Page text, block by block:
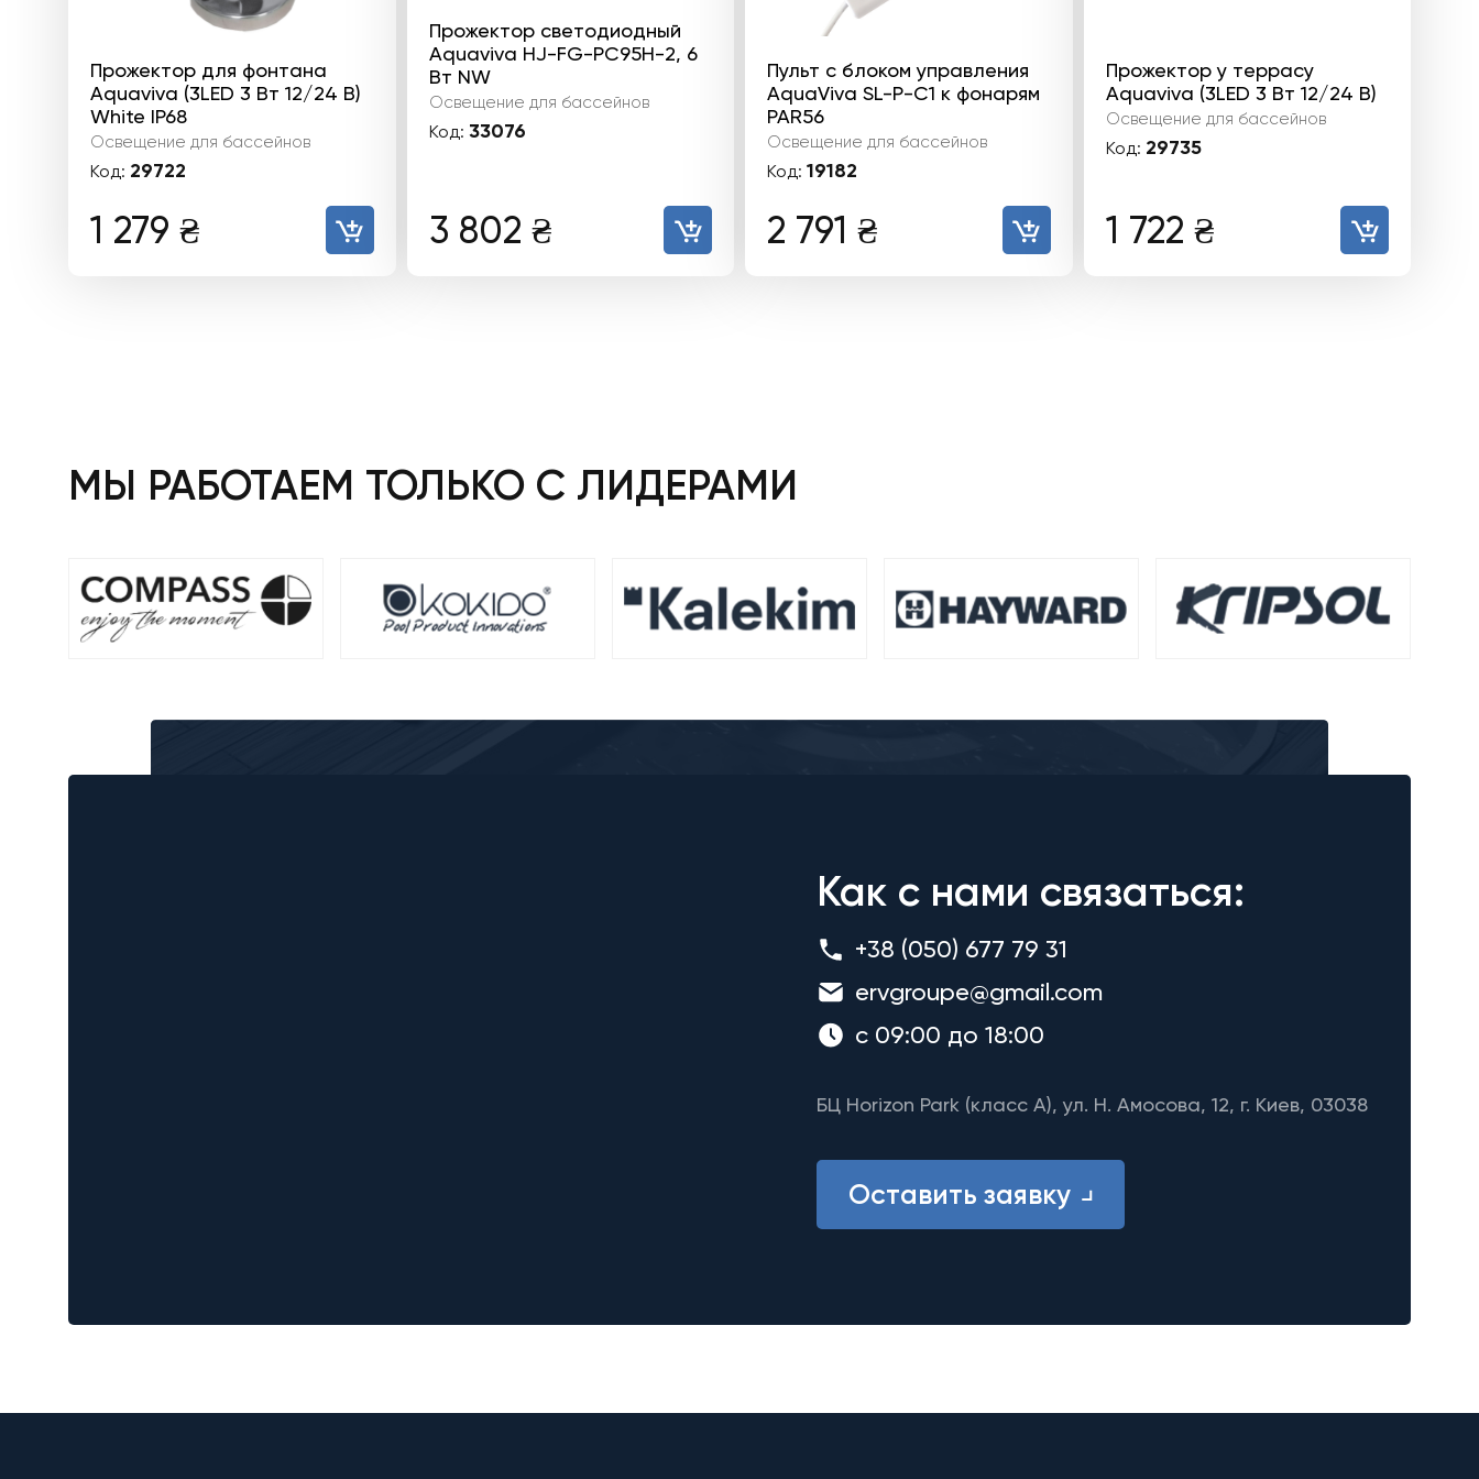
Прожектор для фонтана
Aquaviva (3LED 3 Вт 12/24 В)
White IP68
Освещение для бассейнов
Код: 29722
1 279 ₴
Прожектор светодиодный
Aquaviva HJ-FG-PC95H-2, 6
Вт NW
Освещение для бассейнов
Код: 33076
3 802 ₴
Пульт с блоком управления
AquaViva SL-P-C1 к фонарям
PAR56
Освещение для бассейнов
Код: 19182
2 791 ₴
Прожектор у террасу
Aquaviva (3LED 3 Вт 12/24 В)
Освещение для бассейнов
Код: 29735
1 722 ₴
МЫ РАБОТАЕМ ТОЛЬКО С ЛИДЕРАМИ
Как с нами связаться:
+38 (050) 677 79 31
ervgroupe@gmail.com
с 09:00 до 18:00
БЦ Horizon Park (класс A), ул. Н. Амосова, 12, г. Киев, 03038
Оставить заявку